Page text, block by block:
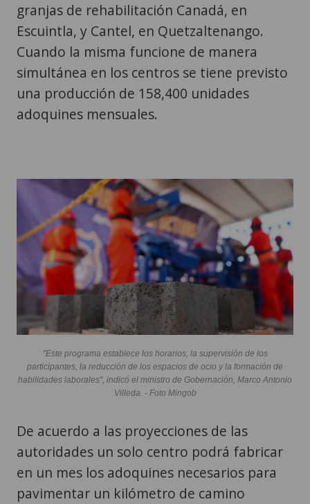
granjas de rehabilitación Canadá, en
Escuintla, y Cantel, en Quetzaltenango.
Cuando la misma funcione de manera
simultánea en los centros se tiene previsto
una producción de 158,400 unidades
adoquines mensuales.
"Este programa establece los horarios, la supervisión de los
participantes, la reducción de los espacios de ocio y la formación de
habilidades laborales", indicó el ministro de Gobernación, Marco Antonio
Villeda. - Foto Mingob
De acuerdo a las proyecciones de las
autoridades un solo centro podrá fabricar
en un mes los adoquines necesarios para
pavimentar un kilómetro de camino